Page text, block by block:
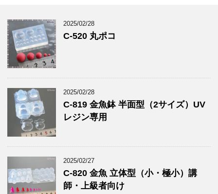
2025/02/28
C-520 丸ポコ
2025/02/28
C-819 金魚鉢 半面型（2サイズ）UV
レジン専用
2025/02/27
C-820 金魚 立体型（小・極小）講
師・上級者向け